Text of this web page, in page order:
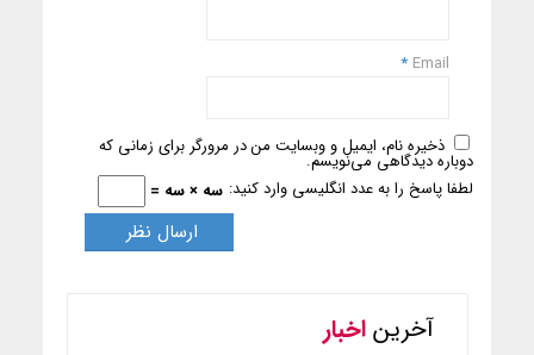
Email
*
ذخیره نام، ایمیل و وبسایت من در مرورگر برای زمانی که
دوباره دیدگاهی می‌نویسم.
لطفا پاسخ را به عدد انگلیسی وارد کنید: سه × سه =
آخریناخبار